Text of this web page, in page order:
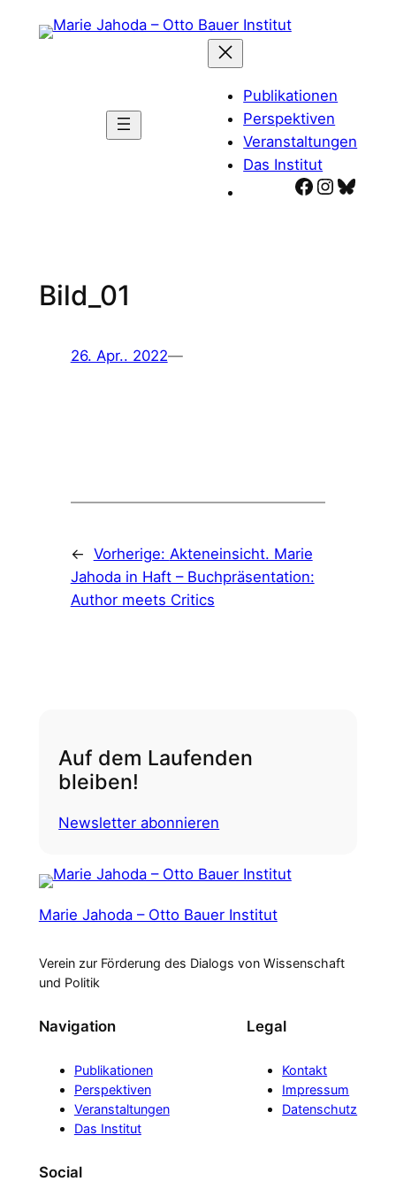
Inhalt
Publikationen
Perspektiven
Veranstaltungen
Das Institut
Facebook
Bild_01
26. Apr.. 2022—
← Vorherige: Akteneinsicht. Marie
Jahoda in Haft – Buchpräsentation:
Author meets Critics
Auf dem Laufenden
bleiben!
Newsletter abonnieren
Marie Jahoda – Otto Bauer Institut
Verein zur Förderung des Dialogs von Wissenschaft
und Politik
Navigation
Publikationen
Perspektiven
Veranstaltungen
Das Institut
Legal
Kontakt
Impressum
Datenschutz
Social